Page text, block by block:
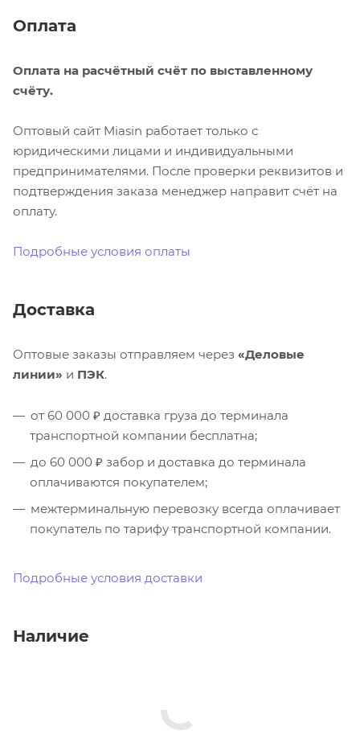
Оплата
Оплата на расчётный счёт по выставленному
счёту.
Оптовый сайт Miasin работает только с
юридическими лицами и индивидуальными
предпринимателями. После проверки реквизитов и
подтверждения заказа менеджер направит счёт на
оплату.
Подробные условия оплаты
Доставка
Оптовые заказы отправляем через «Деловые
линии» и ПЭК.
от 60 000 ₽ доставка груза до терминала
транспортной компании бесплатна;
до 60 000 ₽ забор и доставка до терминала
оплачиваются покупателем;
межтерминальную перевозку всегда оплачивает
покупатель по тарифу транспортной компании.
Подробные условия доставки
Наличие